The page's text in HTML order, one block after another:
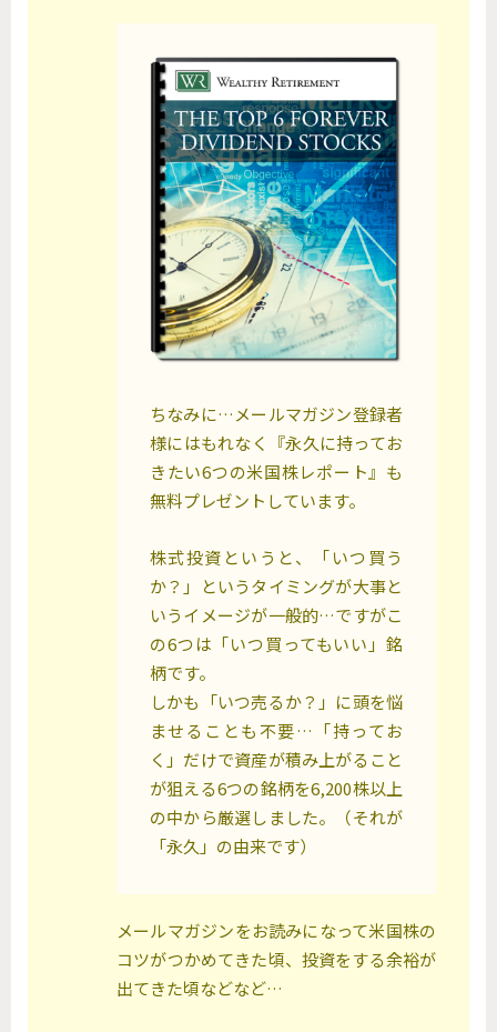
ちなみに…メールマガジン登録者
様にはもれなく『永久に持ってお
きたい6つの米国株レポート』も
無料プレゼントしています。
株式投資というと、「いつ買う
か？」というタイミングが大事と
いうイメージが一般的…ですがこ
の6つは「いつ買ってもいい」銘
柄です。
しかも「いつ売るか？」に頭を悩
ませることも不要…「持ってお
く」だけで資産が積み上がること
が狙える6つの銘柄を6,200株以上
の中から厳選しました。（それが
「永久」の由来です）
メールマガジンをお読みになって米国株の
コツがつかめてきた頃、投資をする余裕が
出てきた頃などなど…